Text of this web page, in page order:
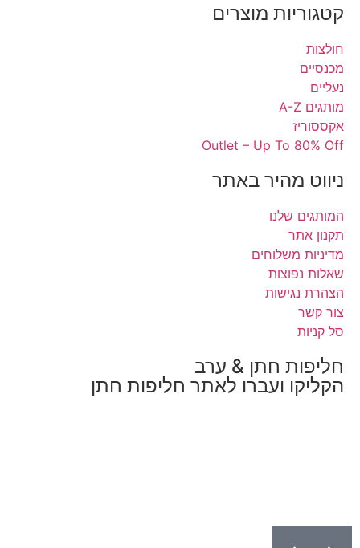
מוצרים
Outlet – Up To
מהיר באתר
שלנו
משלוחים
חתן & ערב
ועברו לאתר חליפות חתן